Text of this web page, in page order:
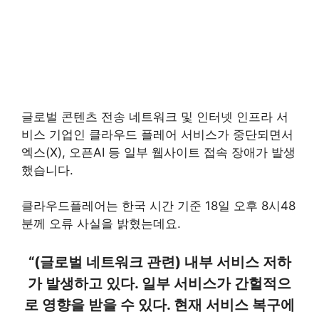
글로벌 콘텐츠 전송 네트워크 및 인터넷 인프라 서
비스 기업인 클라우드 플레어 서비스가 중단되면서
엑스(X), 오픈AI 등 일부 웹사이트 접속 장애가 발생
했습니다.
클라우드플레어는 한국 시간 기준 18일 오후 8시48
분께 오류 사실을 밝혔는데요.
“(글로벌 네트워크 관련) 내부 서비스 저하
가 발생하고 있다. 일부 서비스가 간헐적으
로 영향을 받을 수 있다. 현재 서비스 복구에